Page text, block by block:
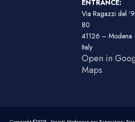
ENTRANCE:
Via Ragazzi del
80
41126 – Modena
Italy
Open in
Maps